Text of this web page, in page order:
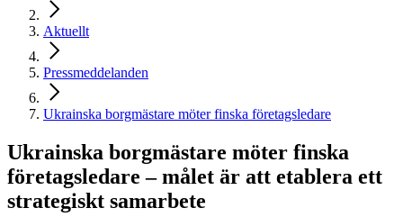
Aktuellt
Pressmeddelanden
Ukrainska borgmästare möter finska företagsledare
Ukrainska borgmästare möter finska
företagsledare – målet är att etablera ett
strategiskt samarbete